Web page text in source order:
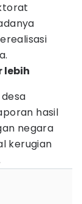
lebih
hasil
negara
kerugian